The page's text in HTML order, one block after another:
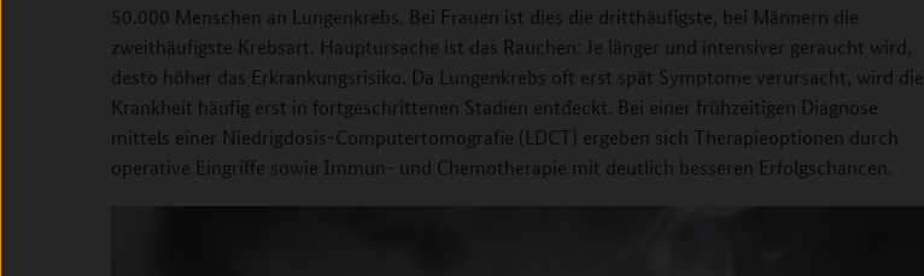
50.000 Menschen an Lungenkrebs. Bei Frauen ist dies die dritthäufigste, bei Männern die
zweithäufigste Krebsart. Hauptursache ist das Rauchen: Je länger und intensiver geraucht wird,
desto höher das Erkrankungsrisiko. Da Lungenkrebs oft erst spät Symptome verursacht, wird die
Krankheit häufig erst in fortgeschrittenen Stadien entdeckt. Bei einer frühzeitigen Diagnose
mittels einer Niedrigdosis-Computertomografie (LDCT) ergeben sich Therapieoptionen durch
operative Eingriffe sowie Immun- und Chemotherapie mit deutlich besseren Erfolgschancen.